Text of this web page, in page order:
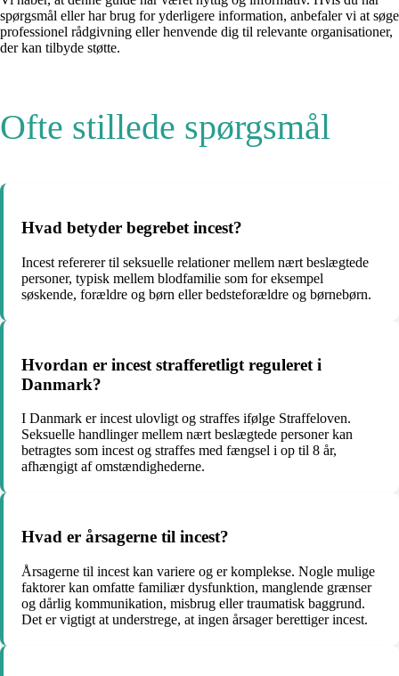
spørgsmål eller har brug for yderligere information, anbefaler vi at søge
professionel rådgivning eller henvende dig til relevante organisationer,
der kan tilbyde støtte.
Ofte stillede spørgsmål
Hvad betyder begrebet incest?
Incest refererer til seksuelle relationer mellem nært beslægtede
personer, typisk mellem blodfamilie som for eksempel
søskende, forældre og børn eller bedsteforældre og børnebørn.
Hvordan er incest strafferetligt reguleret i
Danmark?
I Danmark er incest ulovligt og straffes ifølge Straffeloven.
Seksuelle handlinger mellem nært beslægtede personer kan
betragtes som incest og straffes med fængsel i op til 8 år,
afhængigt af omstændighederne.
Hvad er årsagerne til incest?
Årsagerne til incest kan variere og er komplekse. Nogle mulige
faktorer kan omfatte familiær dysfunktion, manglende grænser
og dårlig kommunikation, misbrug eller traumatisk baggrund.
Det er vigtigt at understrege, at ingen årsager berettiger incest.